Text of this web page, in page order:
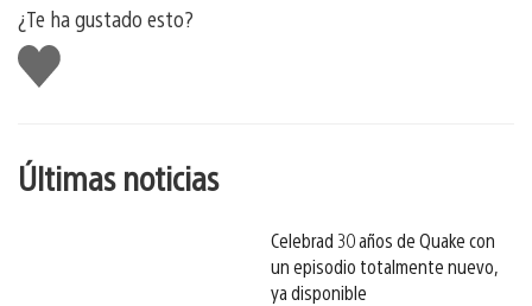
¿Te ha gustado esto?
Me
gusta
esto
Últimas noticias
Celebrad 30 años de Quake con
un episodio totalmente nuevo,
ya disponible